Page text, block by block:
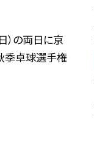
）の両日に京
季卓球選手権